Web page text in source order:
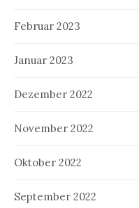
Februar 2023
Januar 2023
Dezember 2022
November 2022
Oktober 2022
September 2022